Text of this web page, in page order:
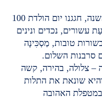
עשורים, נכדים ונינים
טובות, מַסְכִּינָה
סרבנות השלום.
צלולה, בהירה, קשה
שונאת את התלות
האהובה